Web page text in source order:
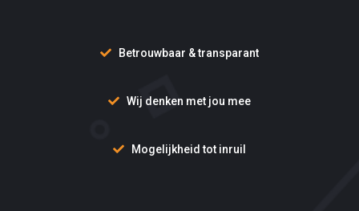
Betrouwbaar & transparant
Wij denken met jou mee
Mogelijkheid tot inruil